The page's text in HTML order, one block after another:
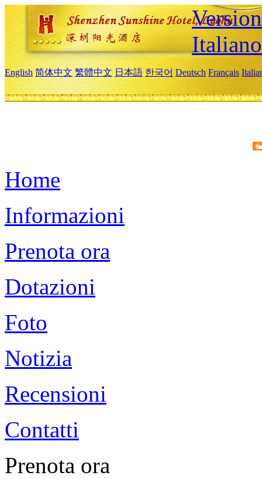
Italiano
English 简体中文 繁體中文 日本語 한국어 Deutsch Français
Home
Informazioni
Prenota ora
Dotazioni
Foto
Notizia
Recensioni
Contatti
Prenota ora